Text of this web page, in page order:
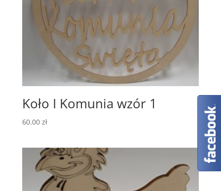
Koło I Komunia wzór 1
60.00 zł